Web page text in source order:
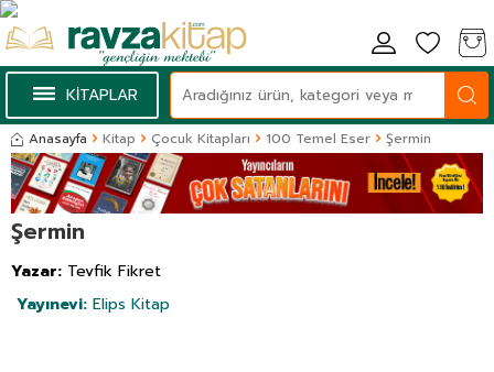
KİTAPLAR
Anasayfa Kitap Çocuk Kitapları 100 Temel Eser Şermin
Şermin
Yazar: Tevfik Fikret
Yayınevi: Elips Kitap